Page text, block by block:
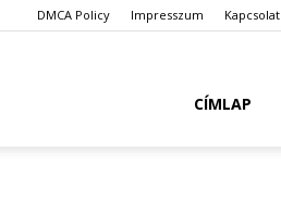
DMCA Policy Impresszum Kapcsolat
CÍMLAP